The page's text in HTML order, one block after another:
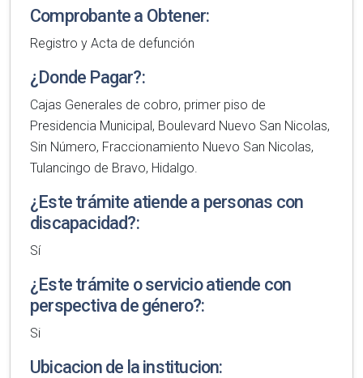
Comprobante a Obtener:
Registro y Acta de defunción
¿Donde Pagar?:
Cajas Generales de cobro, primer piso de
Presidencia Municipal, Boulevard Nuevo San Nicolas,
Sin Número, Fraccionamiento Nuevo San Nicolas,
Tulancingo de Bravo, Hidalgo.
¿Este trámite atiende a personas con
discapacidad?:
Sí
¿Este trámite o servicio atiende con
perspectiva de género?:
Si
Ubicacion de la institucion: